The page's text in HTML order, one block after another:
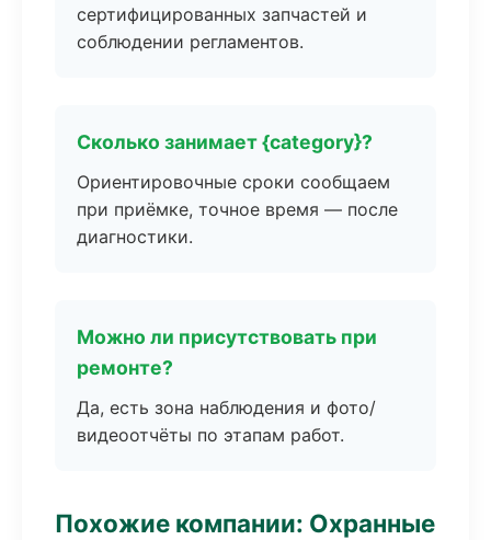
сертифицированных запчастей и
соблюдении регламентов.
Сколько занимает {category}?
Ориентировочные сроки сообщаем
при приёмке, точное время — после
диагностики.
Можно ли присутствовать при
ремонте?
Да, есть зона наблюдения и фото/
видеоотчёты по этапам работ.
Похожие компании: Охранные